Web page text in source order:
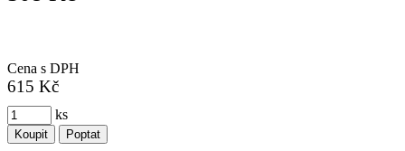
Cena s DPH
615 Kč
ks
Koupit Poptat